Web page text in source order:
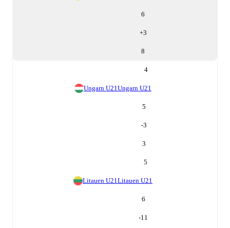
6
+3
8
4
Ungarn U21 Ungarn U21
5
-3
3
5
Litauen U21 Litauen U21
6
-11